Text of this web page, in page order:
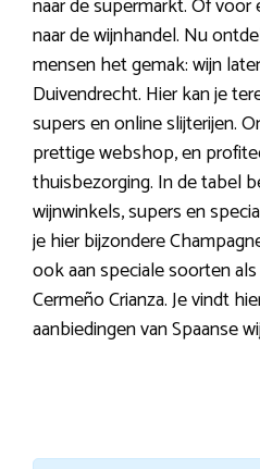
naar de supermarkt. Of
naar de wijnhandel. Nu
mensen het gemak: wijn
Duivendrecht. Hier kan je
supers en online slijterijen.
prettige webshop, en
thuisbezorging. In de tabel
wijnwinkels, supers en
je hier bijzondere
ook aan speciale soorten als
Cermeño Crianza. Je vindt
aanbiedingen van Spaanse